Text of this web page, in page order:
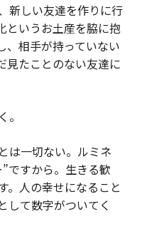
新しい友達を作りに行
というお土産を脇に抱
、相手が持っていない
見たことのない友達に
は一切ない。ルミネ
ですから。生きる歓
。人の幸せになること
して数字がついてく